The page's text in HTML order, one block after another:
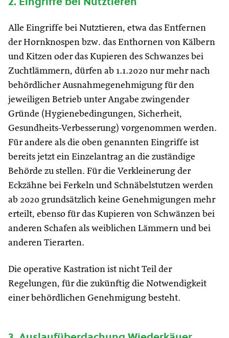
Alle Eingriffe bei Nutztieren, etwa das Entfernen
der Hornknospen bzw. das Enthornen von Kälbern
und Kitzen oder das Kupieren des Schwanzes bei
Zuchtlämmern, dürfen ab 1.1.2020 nur mehr nach
behördlicher Ausnahmegenehmigung für den
jeweiligen Betrieb unter Angabe zwingender
Gründe (Hygienebedingungen, Sicherheit,
Gesundheits-Verbesserung) vorgenommen werden.
Für andere als die oben genannten Eingriffe ist
bereits jetzt ein Einzelantrag an die zuständige
Behörde zu stellen. Für die Verkleinerung der
Eckzähne bei Ferkeln und Schnäbelstutzen werden
ab 2020 grundsätzlich keine Genehmigungen mehr
erteilt, ebenso für das Kupieren von Schwänzen bei
anderen Schafen als weiblichen Lämmern und bei
anderen Tierarten.
Die operative Kastration ist nicht Teil der
Regelungen, für die zukünftig die Notwendigkeit
einer behördlichen Genehmigung besteht.